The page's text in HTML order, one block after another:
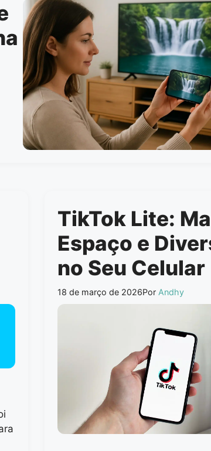
TikTok Lite:
Espaço e
no Seu Celular
18 de março de 2026Por Andhy